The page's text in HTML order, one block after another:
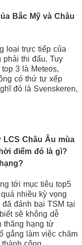
Bắc Mỹ và Châu
loại trực tiếp của
phải thi đấu. Tuy
3 là Meteos,
có thứ tự xếp
đó là Svenskeren,
Châu Âu mùa
điểm đó là gì?
tới mục tiêu top5
nhiều kỳ vọng
đánh bại TSM tại
sẽ không dễ
thăng hạng từ
gắng làm việc chăm